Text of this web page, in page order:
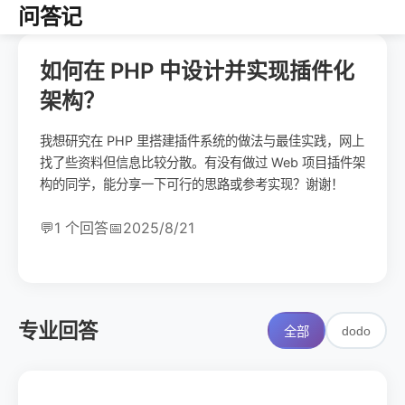
问答记
如何在 PHP 中设计并实现插件化
架构？
我想研究在 PHP 里搭建插件系统的做法与最佳实践，网上
找了些资料但信息比较分散。有没有做过 Web 项目插件架
构的同学，能分享一下可行的思路或参考实现？谢谢！
💬1 个回答📅2025/8/21
专业回答 全部 dodo